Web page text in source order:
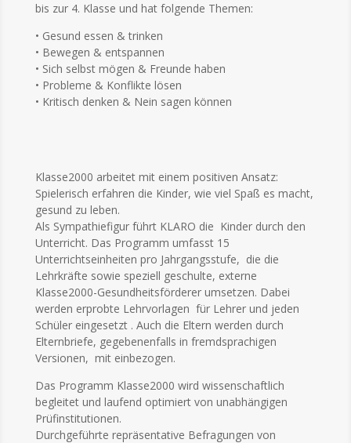
bis zur 4. Klasse und hat folgende Themen:
• Gesund essen & trinken
• Bewegen & entspannen
• Sich selbst mögen & Freunde haben
• Probleme & Konflikte lösen
• Kritisch denken & Nein sagen können
Klasse2000 arbeitet mit einem positiven Ansatz:
Spielerisch erfahren die Kinder, wie viel Spaß es macht,
gesund zu leben.
Als Sympathiefigur führt KLARO die Kinder durch den
Unterricht. Das Programm umfasst 15
Unterrichtseinheiten pro Jahrgangsstufe, die die
Lehrkräfte sowie speziell geschulte, externe
Klasse2000-Gesundheitsförderer umsetzen. Dabei
werden erprobte Lehrvorlagen für Lehrer und jeden
Schüler eingesetzt . Auch die Eltern werden durch
Elternbriefe, gegebenenfalls in fremdsprachigen
Versionen, mit einbezogen.
Das Programm Klasse2000 wird wissenschaftlich
begleitet und laufend optimiert von unabhängigen
Prüfinstitutionen.
Durchgeführte repräsentative Befragungen von